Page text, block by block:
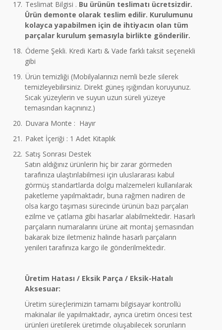
17. Teslimat Bilgisi . Bu ürünün teslimatı ücretsizdir.
Ürün demonte olarak teslim edilir. Kurulumunu
kolayca yapabilmen için de ihtiyacın olan tüm
parçalar kurulum şemasıyla birlikte gönderilir.
18. Ödeme Şekli. Kredi Kartı & Vade farklı taksit seçenekli
gibi
19. Ürün temizliği (Mobilyalarınızı nemli bezle silerek
temizleyebilirsiniz. Direkt güneş ışığından koruyunuz.
Sıcak yüzeylerin ve suyun uzun süreli yüzeye
temasından kaçınınız.)
20. Duvara Monte : Hayır
21. Paket İçeriği : 1 Adet Kitaplık
22. Satış Sonrası Destek
Satın aldığınız ürünlerin hiç bir zarar görmeden
tarafınıza ulaştırılabilmesi için uluslararası kabul
görmüş standartlarda dolgu malzemeleri kullanılarak
paketleme yapılmaktadır, buna rağmen nadiren de
olsa kargo taşıması sürecinde ürünün bazı parçaları
ezilme ve çatlama gibi hasarlar alabilmektedir. Hasarlı
parçaların numaralarını ürüne ait montaj şemasından
bakarak bize iletmeniz halinde hasarlı parçaların
yenileri tarafınıza kargo ile gönderilmektedir.
Üretim Hatası / Eksik Parça / Eksik-Hatalı
Aksesuar:
Üretim süreçlerimizin tamamı bilgisayar kontrollü
makinalar ile yapılmaktadır, ayrıca üretim öncesi test
ürünleri üretilerek üretimde oluşabilecek sorunların